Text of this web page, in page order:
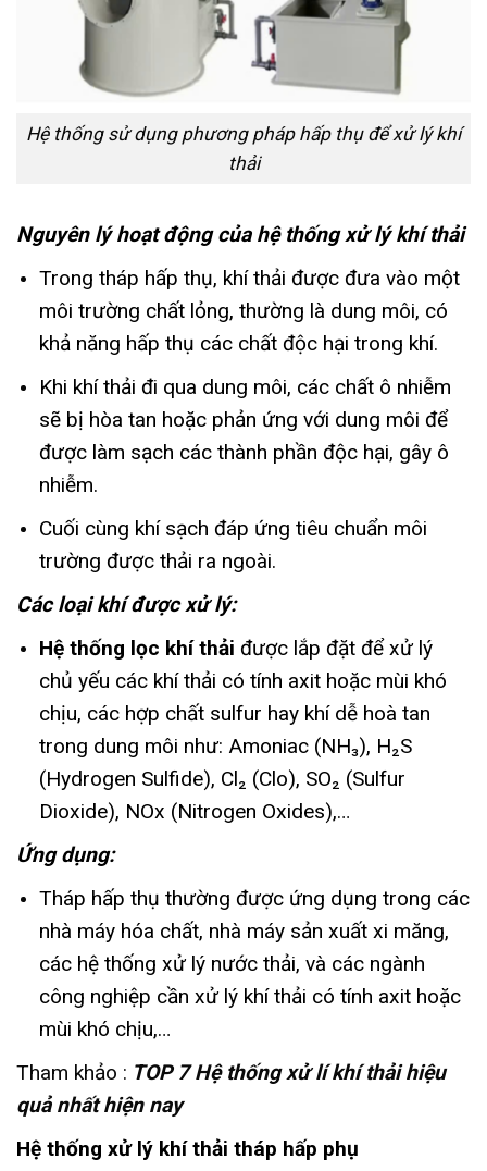
Hệ thống sử dụng phương pháp hấp thụ để xử lý khí
thải
Nguyên lý hoạt động của hệ thống xử lý khí thải
Trong tháp hấp thụ, khí thải được đưa vào một
môi trường chất lỏng, thường là dung môi, có
khả năng hấp thụ các chất độc hại trong khí.
Khi khí thải đi qua dung môi, các chất ô nhiễm
sẽ bị hòa tan hoặc phản ứng với dung môi để
được làm sạch các thành phần độc hại, gây ô
nhiễm.
Cuối cùng khí sạch đáp ứng tiêu chuẩn môi
trường được thải ra ngoài.
Các loại khí được xử lý:
Hệ thống lọc khí thải được lắp đặt để xử lý
chủ yếu các khí thải có tính axit hoặc mùi khó
chịu, các hợp chất sulfur hay khí dễ hoà tan
trong dung môi như: Amoniac (NH₃), H₂S
(Hydrogen Sulfide), Cl₂ (Clo), SO₂ (Sulfur
Dioxide), NOx (Nitrogen Oxides),…
Ứng dụng:
Tháp hấp thụ thường được ứng dụng trong các
nhà máy hóa chất, nhà máy sản xuất xi măng,
các hệ thống xử lý nước thải, và các ngành
công nghiệp cần xử lý khí thải có tính axit hoặc
mùi khó chịu,…
Tham khảo : TOP 7 Hệ thống xử lí khí thải hiệu
quả nhất hiện nay
Hệ thống xử lý khí thải tháp hấp phụ